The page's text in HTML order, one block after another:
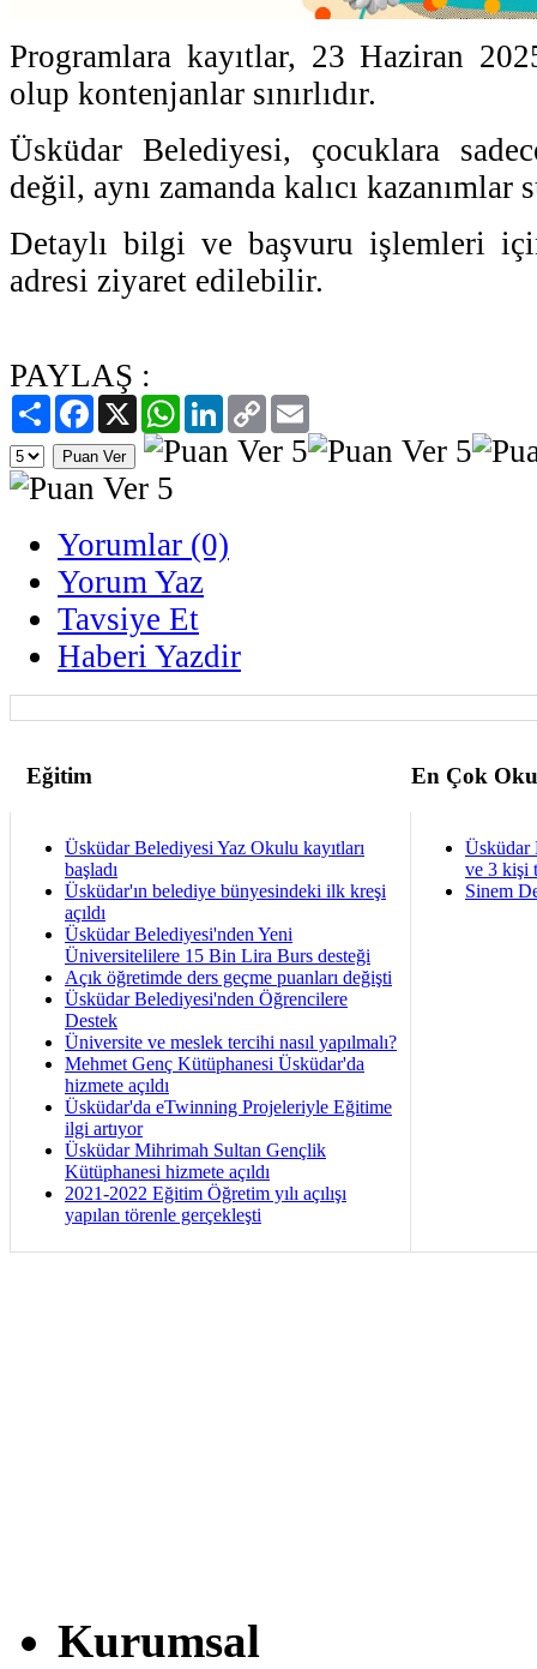
Programlara kayıtlar, 23 Haziran
olup kontenjanlar sınırlıdır.
Üsküdar Belediyesi, çocuklara
değil, aynı zamanda kalıcı kazanımlar
Detaylı bilgi ve başvuru işlemleri
adresi ziyaret edilebilir.
PAYLAŞ :
PaylaşFacebook
X WhatsAppLinkedIn
Copy
Link
Yorumlar (0)
Yorum Yaz
Tavsiye Et
Haberi Yazdir
Eğitim En Çok
Üsküdar Belediyesi Yaz Okulu kayıtları
başladı
Üsküdar'ın belediye bünyesindeki ilk kreşi
açıldı
Üsküdar Belediyesi'nden Yeni
Üniversitelilere 15 Bin Lira Burs desteği
Açık öğretimde ders geçme puanları değişti
Üsküdar Belediyesi'nden Öğrencilere
Destek
Üniversite ve meslek tercihi nasıl yapılmalı?
Mehmet Genç Kütüphanesi Üsküdar'da
hizmete açıldı
Üsküdar'da eTwinning Projeleriyle Eğitime
ilgi artıyor
Üsküdar Mihrimah Sultan Gençlik
Kütüphanesi hizmete açıldı
2021-2022 Eğitim Öğretim yılı açılışı
yapılan törenle gerçekleşti
Üsküdar
ve 3 kişi
Sinem
Kurumsal